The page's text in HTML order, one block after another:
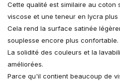
Cette qualité est similaire au coton
viscose et une teneur en lycra plus
Cela rend la surface satinée
souplesse encore plus confortable.
La solidité des couleurs et la
améliorées.
Parce qu'il contient beaucoup de